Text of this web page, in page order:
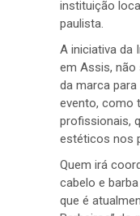
instituição
paulista.
A iniciativa da
em Assis,
da marca
evento, como
profissionais,
estéticos nos
Quem irá
cabelo e
que é